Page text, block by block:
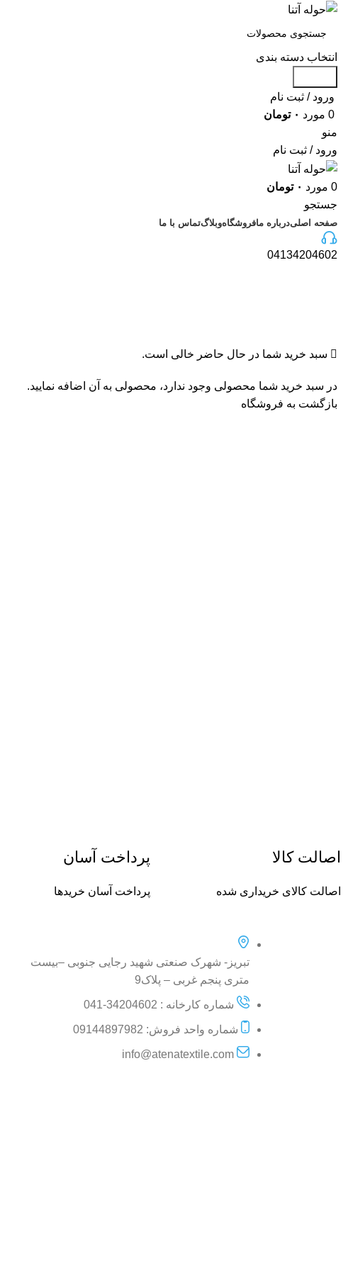
انتخاب دسته بندی
ورود / ثبت نام
0 مورد ۰ تومان
منو
ورود / ثبت نام
0 مورد ۰ تومان
جستجو
صفحه اصلیدرباره مافروشگاهوبلاگتماس با ما
04134204602
سبد خرید شما در حال حاضر خالی است.
در سبد خرید شما محصولی وجود ندارد، محصولی به آن اضافه نمایید.
بازگشت به فروشگاه
اصالت کالا
اصالت کالای خریداری شده
پرداخت آسان
پرداخت آسان خریدها
تبریز- شهرک صنعتی شهید رجایی جنوبی –بیست
متری پنجم غربی – پلاک9
شماره کارخانه : 34204602-041
شماره واحد فروش: 09144897982
info@atenatextile.com